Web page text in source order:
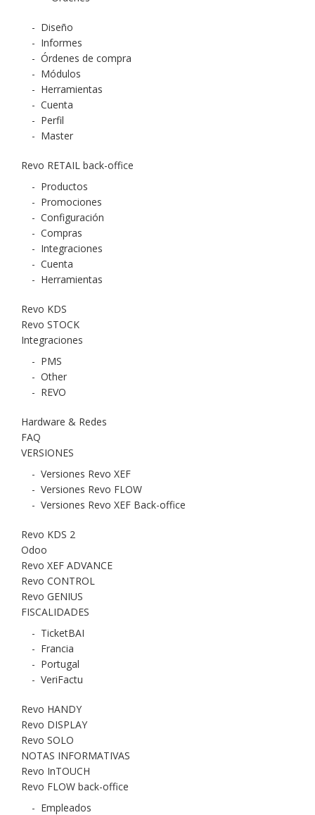
- Diseño
- Informes
- Órdenes de compra
- Módulos
- Herramientas
- Cuenta
- Perfil
- Master
Revo RETAIL back-office
- Productos
- Promociones
- Configuración
- Compras
- Integraciones
- Cuenta
- Herramientas
Revo KDS
Revo STOCK
Integraciones
- PMS
- Other
- REVO
Hardware & Redes
FAQ
VERSIONES
- Versiones Revo XEF
- Versiones Revo FLOW
- Versiones Revo XEF Back-office
Revo KDS 2
Odoo
Revo XEF ADVANCE
Revo CONTROL
Revo GENIUS
FISCALIDADES
- TicketBAI
- Francia
- Portugal
- VeriFactu
Revo HANDY
Revo DISPLAY
Revo SOLO
NOTAS INFORMATIVAS
Revo InTOUCH
Revo FLOW back-office
- Empleados